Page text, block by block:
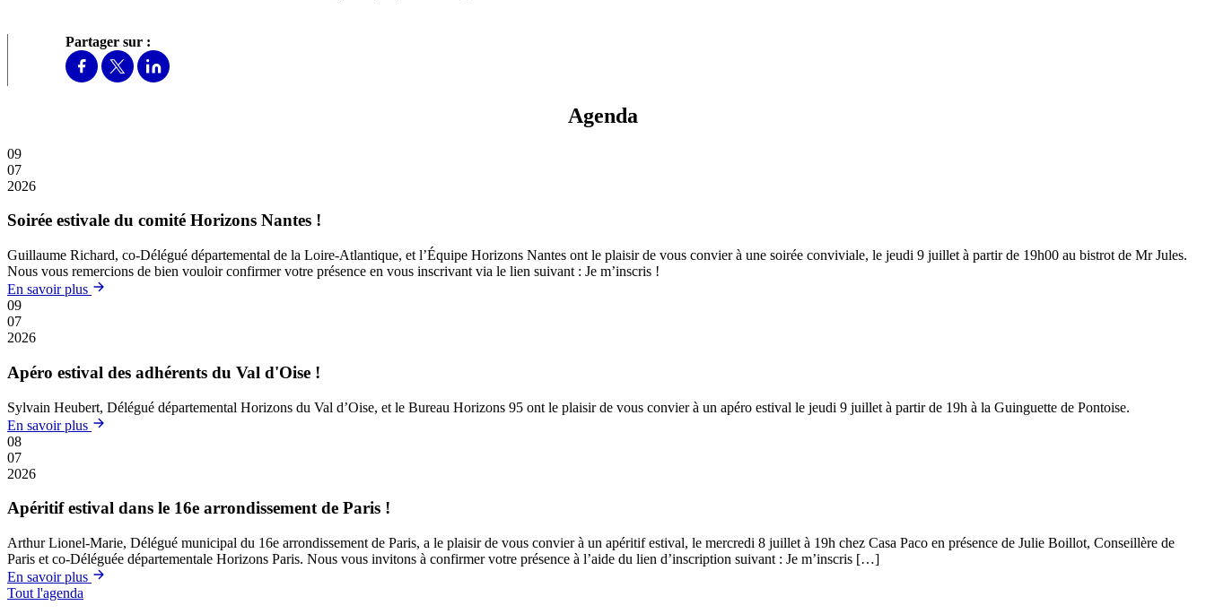
Partager sur :
Agenda
09
07
2026
Soirée estivale du comité Horizons Nantes !
Guillaume Richard, co-Délégué départemental de la Loire-Atlantique, et l’Équipe Horizons Nantes ont le plaisir de vous convier à une soirée conviviale, le jeudi 9 juillet à partir de 19h00 au bistrot de Mr Jules.
Nous vous remercions de bien vouloir confirmer votre présence en vous inscrivant via le lien suivant : Je m’inscris !
En savoir plus
09
07
2026
Apéro estival des adhérents du Val d'Oise !
Sylvain Heubert, Délégué départemental Horizons du Val d’Oise, et le Bureau Horizons 95 ont le plaisir de vous convier à un apéro estival le jeudi 9 juillet à partir de 19h à la Guinguette de Pontoise.
En savoir plus
08
07
2026
Apéritif estival dans le 16e arrondissement de Paris !
Arthur Lionel-Marie, Délégué municipal du 16e arrondissement de Paris, a le plaisir de vous convier à un apéritif estival, le mercredi 8 juillet à 19h chez Casa Paco en présence de Julie Boillot, Conseillère de
Paris et co-Déléguée départementale Horizons Paris. Nous vous invitons à confirmer votre présence à l’aide du lien d’inscription suivant : Je m’inscris […]
En savoir plus
Tout l'agenda